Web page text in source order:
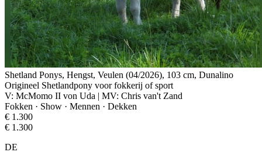
Shetland Ponys, Hengst, Veulen (04/2026), 103 cm, Dunalino
Origineel Shetlandpony voor fokkerij of sport
V: McMomo II von Uda | MV: Chris van't Zand
Fokken · Show · Mennen · Dekken
€ 1.300
€ 1.300
DE